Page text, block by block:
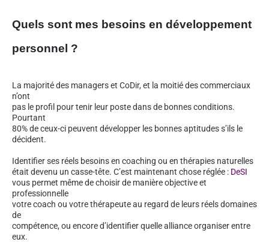
Quels sont mes besoins en développement
personnel ?
La majorité des managers et CoDir, et la moitié des commerciaux
n’ont
pas le profil pour tenir leur poste dans de bonnes conditions.
Pourtant
80% de ceux-ci peuvent développer les bonnes aptitudes s’ils le
décident.
Identifier ses réels besoins en coaching ou en thérapies naturelles
était devenu un casse-tête. C’est maintenant chose réglée : DeSI
vous permet même de choisir de manière objective et
professionnelle
votre coach ou votre thérapeute au regard de leurs réels domaines
de
compétence, ou encore d’identifier quelle alliance organiser entre
eux.